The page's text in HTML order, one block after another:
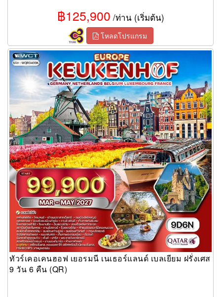
฿125,900 /ท่าน (เริ่มต้น)
โหลดโปรแกรม
ทัวร์เคอเคนฮอฟ เยอรมนี เนเธอร์แลนด์ เบลเยียม ฝรั่งเศส 9 วัน 6
คืน (QR)
ทัวร์เคอเคนฮอฟ เยอรมนี เนเธอร์แลนด์ เบลเยียม ฝรั่งเศส
9 วัน 6 คืน (QR)